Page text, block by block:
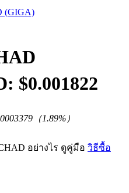
(GIGA)
$0.001822
（1.89%）
อย่างไร ดูคู่มือ วิธีซื้อ